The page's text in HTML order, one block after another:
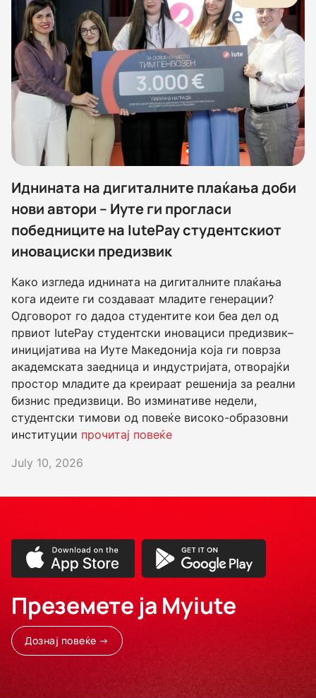
Иднината на дигиталните плаќања доби
нови автори – Иуте ги прогласи
победниците на IutePay студентскиот
иновациски предизвик
Како изгледа иднината на дигиталните плаќања
кога идеите ги создаваат младите генерации?
Одговорот го дадоа студентите кои беа дел од
првиот IutePay студентски иновациси предизвик–
иницијатива на Иуте Македонија која ги поврза
академската заедница и индустријата, отворајќи
простор младите да креираат решенија за реални
бизнис предизвици. Во изминативе недели,
студентски тимови од повеќе високо-образовни
институции прочитај повеќе
July 10, 2026
Преземете ја Myiute
Дознај повеќе →